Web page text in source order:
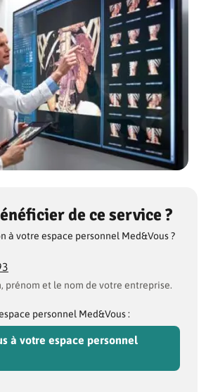
de ce service ?
à votre espace personnel Med&Vous ?
prénom et le nom de votre entreprise.
personnel Med&Vous :
à votre espace personnel